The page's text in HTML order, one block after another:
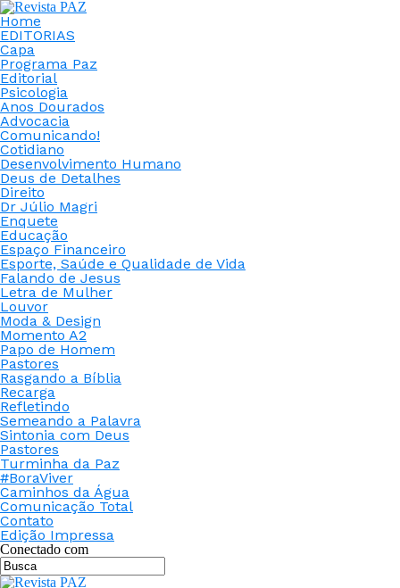
Home
EDITORIAS
Capa
Programa Paz
Editorial
Psicologia
Anos Dourados
Advocacia
Comunicando!
Cotidiano
Desenvolvimento Humano
Deus de Detalhes
Direito
Dr Júlio Magri
Enquete
Educação
Espaço Financeiro
Esporte, Saúde e Qualidade de Vida
Falando de Jesus
Letra de Mulher
Louvor
Moda & Design
Momento A2
Papo de Homem
Pastores
Rasgando a Bíblia
Recarga
Refletindo
Semeando a Palavra
Sintonia com Deus
Pastores
Turminha da Paz
#BoraViver
Caminhos da Água
Comunicação Total
Contato
Edição Impressa
Conectado com